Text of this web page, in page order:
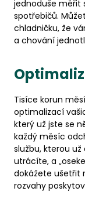
jednoduše měřit
spotřebičů.
chladničku, že
a chování
Tisíce korun
optimalizací
který už jste se
každý měsíc
službu, kterou
utrácíte, a
dokážete ušetřit
rozvahy